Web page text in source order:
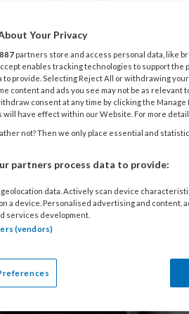
gebaat
complex trauma
stelt onderzoeker en
“De verbetering in
ervaring die wordt
bij aan effectieve
onderliggende
Your Privacy
887 partners store and access personal data, like
enables tracking technologies to support
to provide. Selecting Reject All or withdrawing
content and ads you see may not be as relevant
consent at any time by clicking the
will have effect within our Website. For more
not? Then we only place essential and
partners process data to provide:
data. Actively scan device
a device. Personalised advertising and content,
services development.
(vendors)